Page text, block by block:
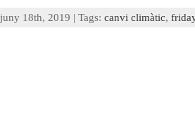
juny 18th, 2019 | Tags: canvi climàtic,